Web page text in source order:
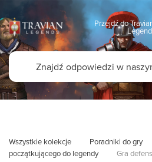
Przejdź do
Wszystkie kolekcje Poradniki do gry
początkującego do legendy
Gra